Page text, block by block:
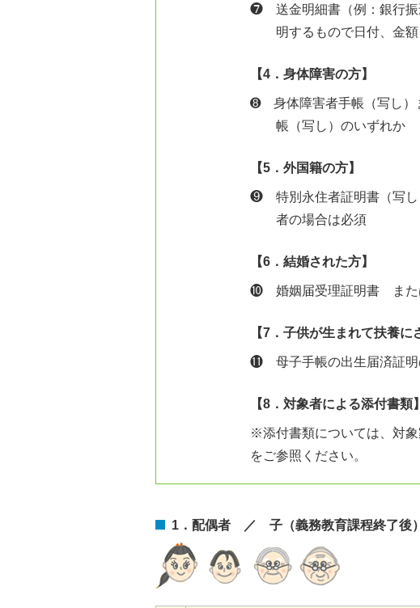
❼ 送金明細書（例：銀行振
明するもので日付、金
【4．身体障害の方】
➑ 身体障害者手帳（写し）
帳（写し）のいずれか
【5．外国籍の方】
❾ 特別永住者証明書（写し
者の場合は必須
【6．結婚された方】
❿ 婚姻届受理証明書 また
【7．子供が生まれて扶養に
⓫ 母子手帳の出生届済証明
【8．対象者による添付書類】
※添付書類については、対
をご参照ください。
1．配偶者 ／ 子（義務教育課程終了後